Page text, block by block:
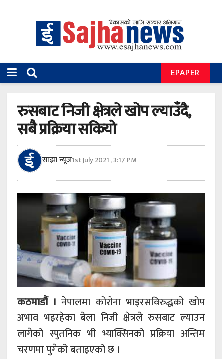
EPAPER
रुसबाट निजी क्षेत्रले खोप ल्याउँदै,
सबै प्रक्रिया सकियो
साझा न्यूज1st July 2021 , 3:17 PM
कठमाडौं । नेपालमा कोरोना भाइरसविरुद्धको खोप
अभाव भइरहेका बेला निजी क्षेत्रले रुसबाट ल्याउन
लागेको स्पुतनिक भी भ्याक्सिनको प्रक्रिया अन्तिम
चरणमा पुगेको बताइएको छ ।